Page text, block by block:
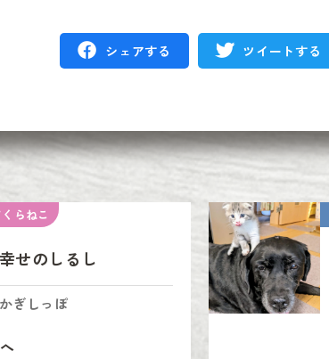
シェアする ツイートする
らねこ
幸せのしるし
かぎしっぽ